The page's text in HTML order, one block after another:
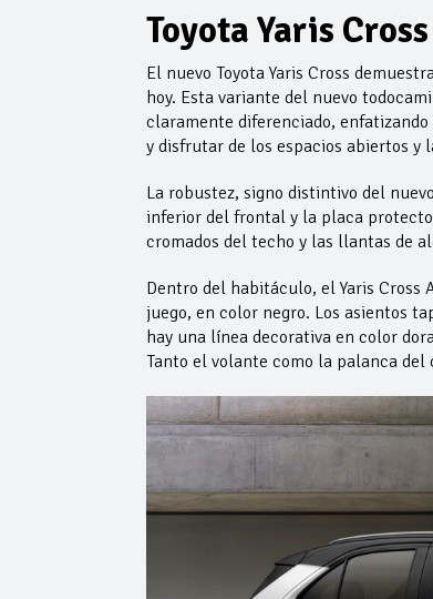
Toyota Yaris
El nuevo Toyota Yaris Cross
hoy. Esta variante del nuevo
claramente diferenciado,
y disfrutar de los espacios abiertos y
La robustez, signo distintivo del
inferior del frontal y la placa
cromados del techo y las llantas de
Dentro del habitáculo, el Yaris
juego, en color negro. Los asientos
hay una línea decorativa en color
Tanto el volante como la palanca del